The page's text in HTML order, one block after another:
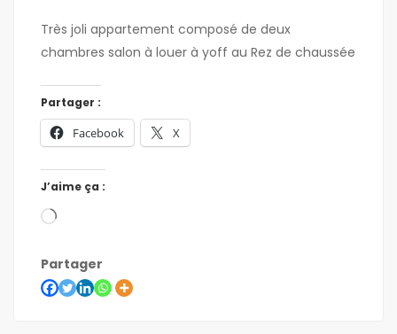
Très joli appartement composé de deux
chambres salon à louer à yoff au Rez de chaussée
Partager :
Facebook X
J’aime ça :
Partager